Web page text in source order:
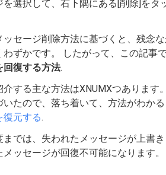
を選択して、右下隅にある[削除]を
ッセージ削除方法に基づくと、残念
わずかです。 したがって、この記事
回復する方法.
介する主な方法はXNUMXつありま
いたので、落ち着いて、方法がわか
復元する.
までは、失われたメッセージが上書
メッセージが回復不可能になります。